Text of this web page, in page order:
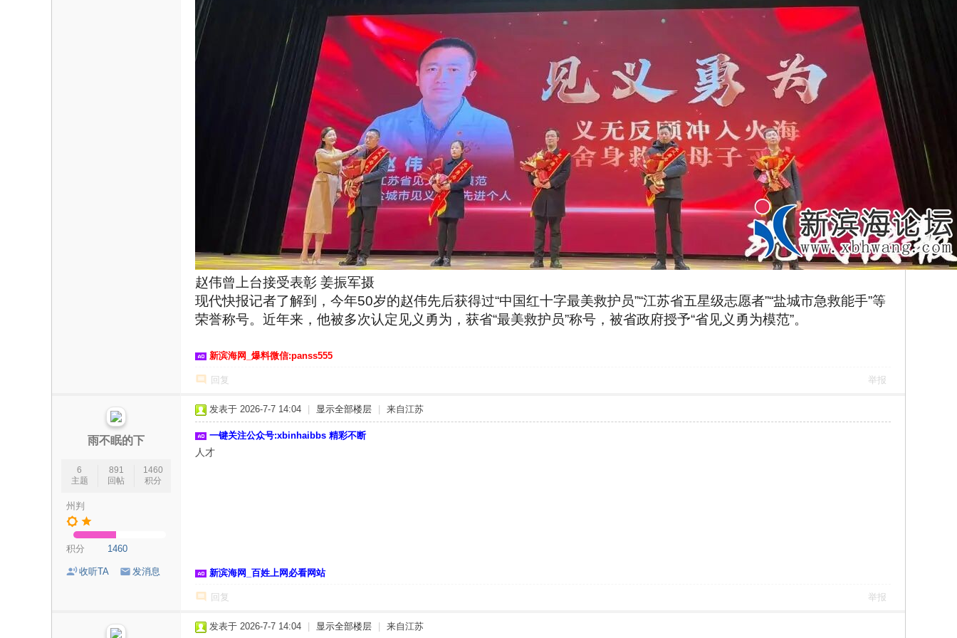
赵伟曾上台接受表彰 姜振军摄
现代快报记者了解到，今年50岁的赵伟先后获得过“中国红十字最美救护员”“江苏省五星级志愿者”“盐城市急救能手”等
荣誉称号。近年来，他被多次认定见义勇为，获省“最美救护员”称号，被省政府授予“省见义勇为模范”。
新滨海网_爆料微信:panss555
回复 举报
雨不眠的下
6
主题
891
回帖
1460
积分
州判
积分 1460
收听TA 发消息
发表于 2026-7-7 14:04 显示全部楼层 来自江苏
一键关注公众号:xbinhaibbs 精彩不断
人才
新滨海网_百姓上网必看网站
回复 举报
发表于 2026-7-7 14:04 显示全部楼层 来自江苏